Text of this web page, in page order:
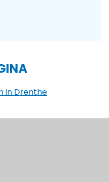
in Drenthe